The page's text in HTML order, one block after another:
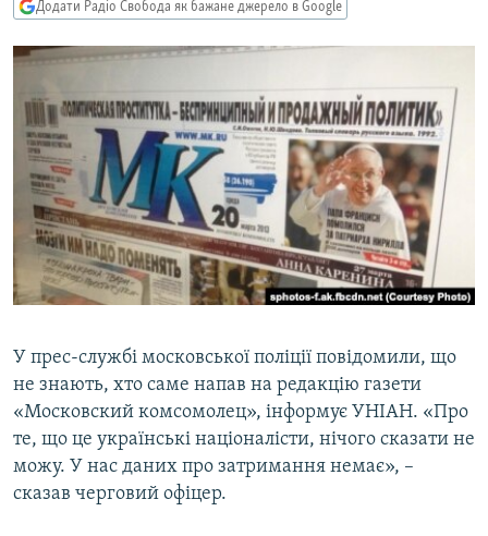
УКРАЇНА
СВІТ
ТИ ЯК?
СХЕМИ
КИТАЙ.ВИКЛИКИ
МУЛЬТИМЕДІА
ФОТО
СПЕЦПРОЄКТИ
ПОДКАСТИ
РУС
УКР
Додати Радіо Свобода як бажане джерело в Google
У прес-службі московської поліції повідомили, що
не знають, хто саме напав на редакцію газети
«Московский комсомолец», інформує УНІАН. «Про
те, що це українські націоналісти, нічого сказати не
можу. У нас даних про затримання немає», –
сказав черговий офіцер.